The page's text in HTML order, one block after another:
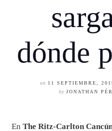
dónde
on 11 SEPTIEMBRE,
by JONATHAN
En The Ritz-Carlton